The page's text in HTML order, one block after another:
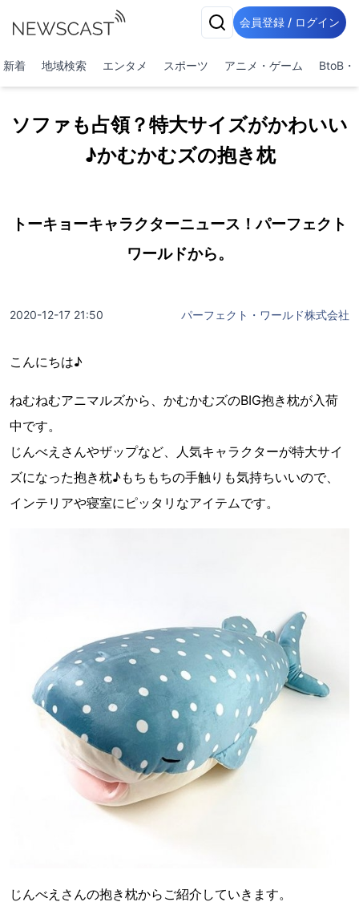
会員登録 / ログイン
新着 地域検索 エンタメ スポーツ アニメ・ゲーム BtoB・
ソファも占領？特大サイズがかわいい
♪かむかむズの抱き枕
トーキョーキャラクターニュース！パーフェクト
ワールドから。
2020-12-17 21:50 パーフェクト・ワールド株式会社
こんにちは♪
ねむねむアニマルズから、かむかむズのBIG抱き枕が入荷
中です。
じんべえさんやザップなど、人気キャラクターが特大サイ
ズになった抱き枕♪もちもちの手触りも気持ちいいので、
インテリアや寝室にピッタリなアイテムです。
じんべえさんの抱き枕からご紹介していきます。